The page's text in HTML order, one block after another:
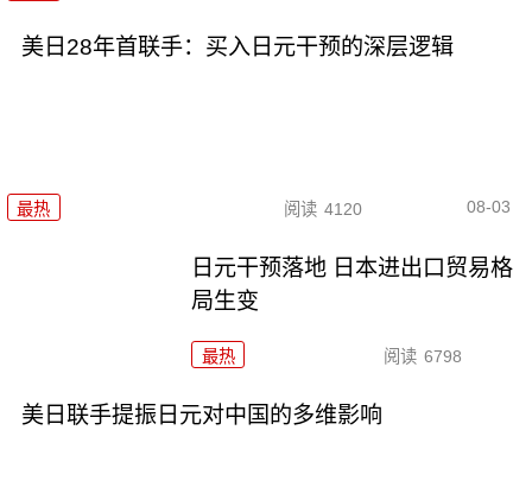
美日28年首联手：买入日元干预的深层逻辑
最热 阅读 4120 08-03
日元干预落地 日本进出口贸易格
局生变
最热 阅读 6798
美日联手提振日元对中国的多维影响